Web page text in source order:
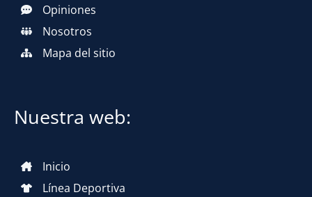
Opiniones
Nosotros
Mapa del sitio
Nuestra web:
Inicio
Línea Deportiva